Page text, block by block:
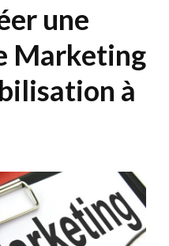
une
Marketing
à